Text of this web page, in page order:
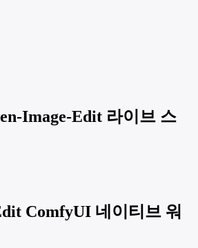
Image-Edit 라이브 스
ComfyUI 네이티브 워